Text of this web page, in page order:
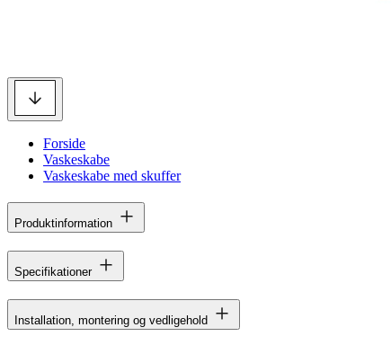
Forside
Vaskeskabe
Vaskeskabe med skuffer
Produktinformation
Specifikationer
Installation, montering og vedligehold